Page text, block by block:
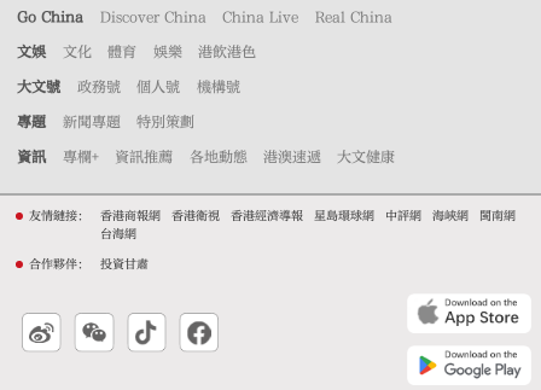
Go China Discover China China Live Real China
文娛 文化 體育 娛樂 港飲港色
大文號 政務號 個人號 機構號
專題 新聞專題 特別策劃
資訊 專欄+ 資訊推薦 各地動態 港澳速遞 大文健康
友情鏈接： 香港商報網 香港衛視 香港經濟導報 星島環球網 中評網 海峽網
閩南網
台海網
合作夥伴： 投資甘肅